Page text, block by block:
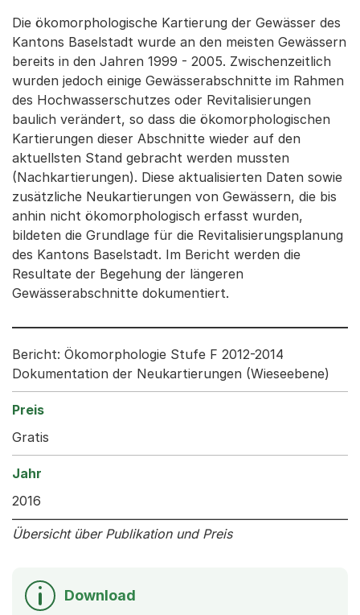
Die ökomorphologische Kartierung der Gewässer des
Kantons Baselstadt wurde an den meisten Gewässern
bereits in den Jahren 1999 - 2005. Zwischenzeitlich
wurden jedoch einige Gewässerabschnitte im Rahmen
des Hochwasserschutzes oder Revitalisierungen
baulich verändert, so dass die ökomorphologischen
Kartierungen dieser Abschnitte wieder auf den
aktuellsten Stand gebracht werden mussten
(Nachkartierungen). Diese aktualisierten Daten sowie
zusätzliche Neukartierungen von Gewässern, die bis
anhin nicht ökomorphologisch erfasst wurden,
bildeten die Grundlage für die Revitalisierungsplanung
des Kantons Baselstadt. Im Bericht werden die
Resultate der Begehung der längeren
Gewässerabschnitte dokumentiert.
Bericht: Ökomorphologie Stufe F 2012-2014
Dokumentation der Neukartierungen (Wieseebene)
Gratis
2016
Übersicht über Publikation und Preis
Download